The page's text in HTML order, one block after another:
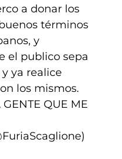
a donar los
términos
y
el publico sepa
ya realice
los mismos.
QUE ME